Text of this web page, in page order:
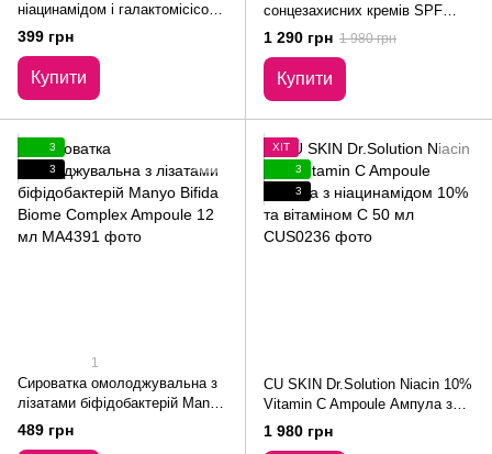
ніацинамідом і галактомісісом
Manyo Galac Niacin 2.0
Essence 12 мл
399 грн
Купити
сонцезахисних кремів SPF
50+/PA++++ 2 в 1 Dr.Ceuracle
Hyal Reyouth Moist Sun Duo Set
2 в 1
1 290 грн 1 980 грн
Купити
3
3
1
Сироватка омолоджувальна з
лізатами біфідобактерій Manyo
Bifida Biome Complex Ampoule
489 грн
ХІТ
3
3
CU SKIN Dr.Solution Niacin 10%
Vitamin C Ampoule Ампула з
ніацинамідом 10% та вітаміном
С 50 мл
1 980 грн